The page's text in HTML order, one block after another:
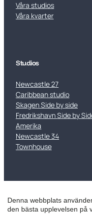
Våra studios
Våra kvarter
Studios
Newcastle 27
Caribbean studio
Skagen Side by side
Fredrikshavn Side by
Amerika
Newcastle 34
Townhouse
© 2025 Waterfront
Denna webbplats
den bästa upplevelsen på